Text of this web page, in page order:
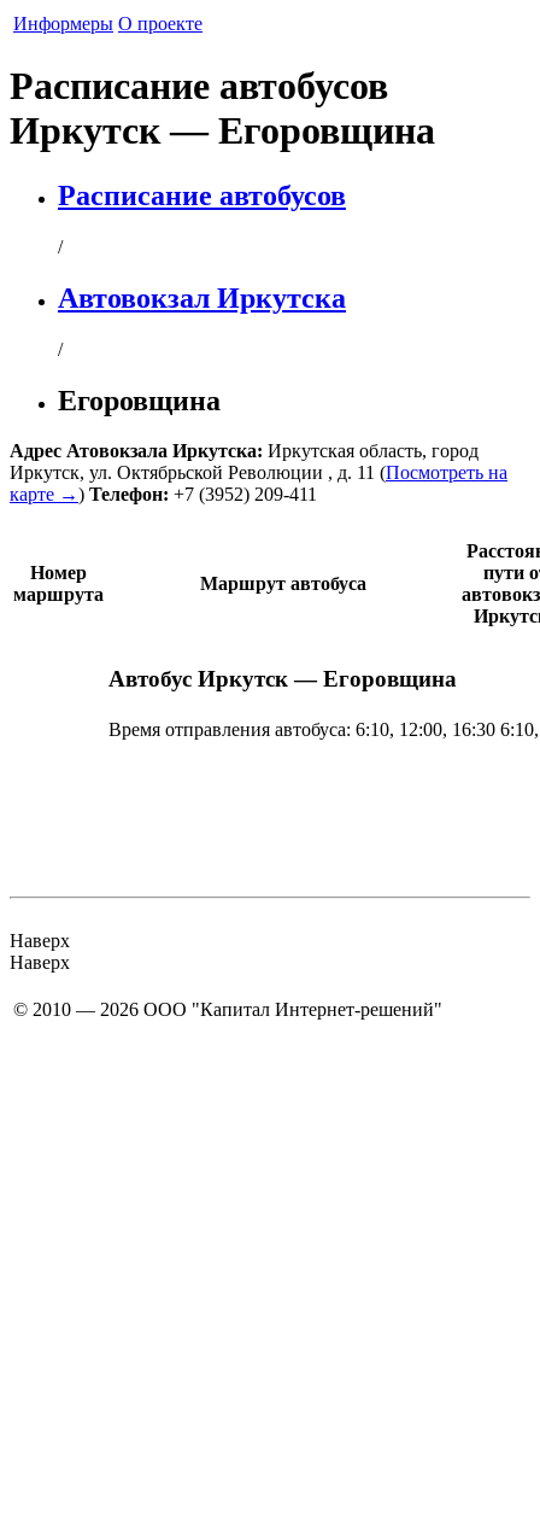
Информеры О проекте
Расписание автобусов
Иркутск — Егоровщина
Расписание автобусов
/
Автовокзал Иркутска
/
Егоровщина
Адрес Атовокзала Иркутска: Иркутская область, город
Иркутск, ул. Октябрьской Революции , д. 11 (Посмотреть на
карте →) Телефон: +7 (3952) 209-411
Номер
маршрута
Маршрут автобуса
пути
Автобус Иркутск — Егоровщина
Время отправления автобуса: 6:10, 12:00, 16:30
Наверх
Наверх
© 2010 — 2026 ООО "Капитал Интернет-решений"